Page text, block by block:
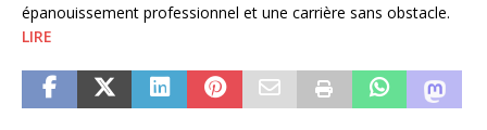
épanouissement professionnel et une carrière sans obstacle.
LIRE